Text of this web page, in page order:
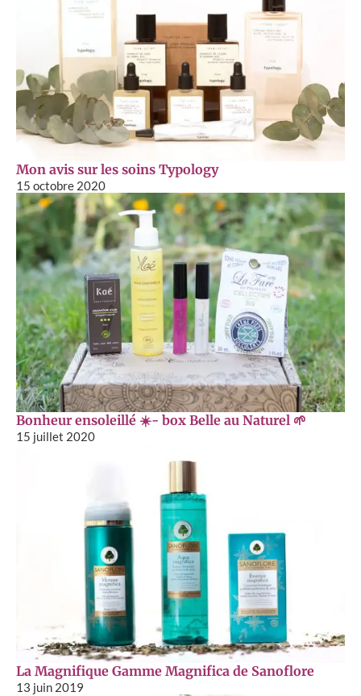
Mon avis sur les soins Typology
15 octobre 2020
Bonheur ensoleillé ☀️- box Belle au Naturel 🌱
15 juillet 2020
La Magnifique Gamme Magnifica de Sanoflore
13 juin 2019